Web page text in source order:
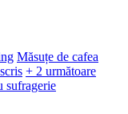
Măsuțe de cafea
+ 2 următoare
sufragerie